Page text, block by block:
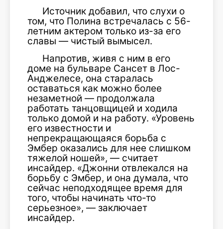
Источник добавил, что слухи о
том, что Полина встречалась с 56-
летним актером только из-за его
славы — чистый вымысел.
Напротив, живя с ним в его
доме на бульваре Сансет в Лос-
Анджелесе, она старалась
оставаться как можно более
незаметной — продолжала
работать танцовщицей и ходила
только домой и на работу. «Уровень
его известности и
непрекращающаяся борьба с
Эмбер оказались для нее слишком
тяжелой ношей», — считает
инсайдер. «Джонни отвлекался на
борьбу с Эмбер, и она думала, что
сейчас неподходящее время для
того, чтобы начинать что-то
серьезное», — заключает
инсайдер.